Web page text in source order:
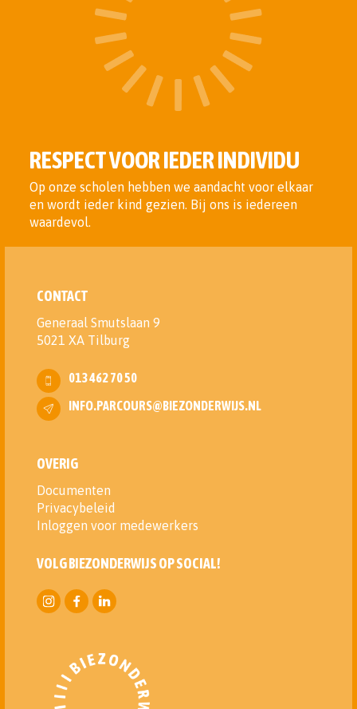
RESPECT VOOR IEDER INDIVIDU
Op onze scholen hebben we aandacht voor elkaar
en wordt ieder kind gezien. Bij ons is iedereen
waardevol.
CONTACT
Generaal Smutslaan 9
5021 XA Tilburg
013 462 70 50
INFO.PARCOURS@BIEZONDERWIJS.NL
OVERIG
Documenten
Privacybeleid
Inloggen voor medewerkers
VOLG BIEZONDERWIJS OP SOCIAL!